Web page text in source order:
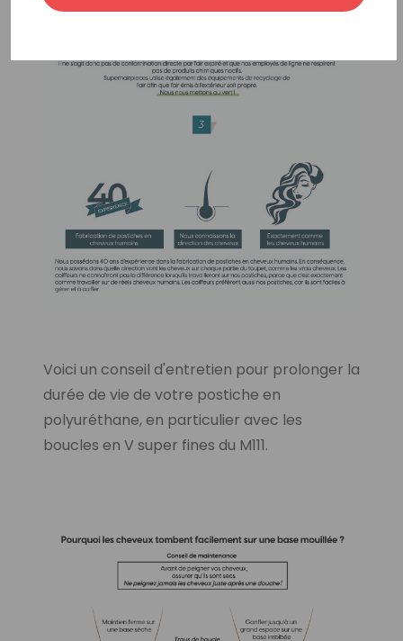
Voici un conseil d'entretien pour prolonger la
durée de vie de votre postiche en
polyuréthane, en particulier avec les
boucles en V super fines du M111.